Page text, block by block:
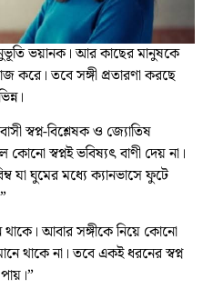
ভয়ানক। আর কাছের মানুষকে
করে। তবে সঙ্গী প্রতারণা করছে
স্বপ্ন-বিশ্লেষক ও জ্যোতিষ
স্বপ্নই ভবিষ্যৎ বাণী দেয় না।
যা ঘুমের মধ্যে ক্যানভাসে ফুটে
আবার সঙ্গীকে নিয়ে কোনো
থাকে না। তবে একই ধরনের স্বপ্ন